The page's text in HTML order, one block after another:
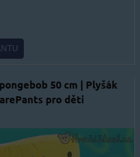
50 cm | Plyšák
pro děti